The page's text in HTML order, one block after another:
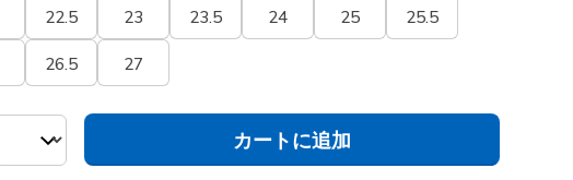
22.5 23 23.5 24 25 25.5
26.5 27
カートに追加